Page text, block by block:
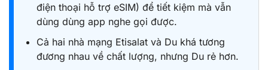
điện thoại hỗ trợ eSIM) để tiết kiệm mà vẫn
dùng dùng app nghe gọi được.
Cả hai nhà mạng Etisalat và Du khá tương
đương nhau về chất lượng, nhưng Du rẻ hơn.